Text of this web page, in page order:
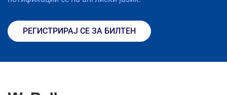
РЕГИСТРИРАЈ СЕ ЗА БИЛТЕН